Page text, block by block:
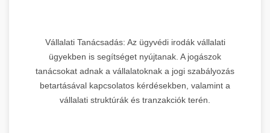
Vállalati Tanácsadás: Az ügyvédi irodák vállalati
ügyekben is segítséget nyújtanak. A jogászok
tanácsokat adnak a vállalatoknak a jogi szabályozás
betartásával kapcsolatos kérdésekben, valamint a
vállalati struktúrák és tranzakciók terén.